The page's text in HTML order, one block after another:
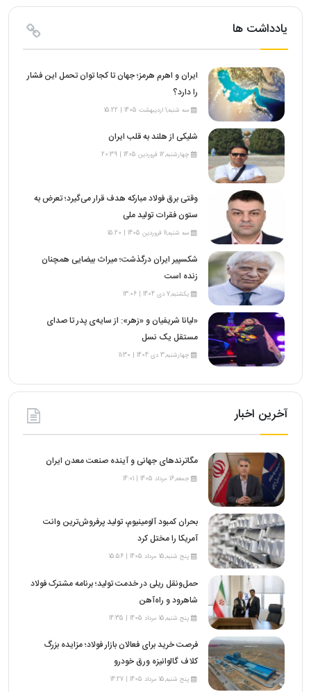
یادداشت ها
ایران و اهرم هرمز؛ جهان تا کجا توان تحمل این فشار
را دارد؟
سه شنبه,1 اردیبهشت 1405 | 15:22
شلیکی از هلند به قلب ایران
چهارشنبه,12 فروردین 1405 | 20:39
وقتی برق فولاد مبارکه هدف قرار می‌گیرد؛ تعرض به
ستون فقرات تولید ملی
سه شنبه,11 فروردین 1405 | 15:20
شکسپیر ایران درگذشت؛ میراث بیضایی همچنان
زنده است
یکشنبه,7 دی 1404 | 13:06
«لیانا شریفیان و «زهر»: از سایه‌ی پدر تا صدای
مستقل یک نسل
چهارشنبه,3 دی 1404 | 11:30
آخرین اخبار
مگاترندهای جهانی و آینده صنعت معدن ایران
جمعه,16 مرداد 1405 | 14:01
بحران کمبود آلومینیوم، تولید پرفروش‌ترین وانت
آمریکا را مختل کرد
پنج شنبه,15 مرداد 1405 | 15:56
حمل‌ونقل ریلی در خدمت تولید؛ برنامه مشترک فولاد
شاهرود و راه‌آهن
پنج شنبه,15 مرداد 1405 | 14:35
فرصت خرید برای فعالان بازار فولاد؛ مزایده بزرگ
کلاف گالوانیزه ورق خودرو
پنج شنبه,15 مرداد 1405 | 14:27